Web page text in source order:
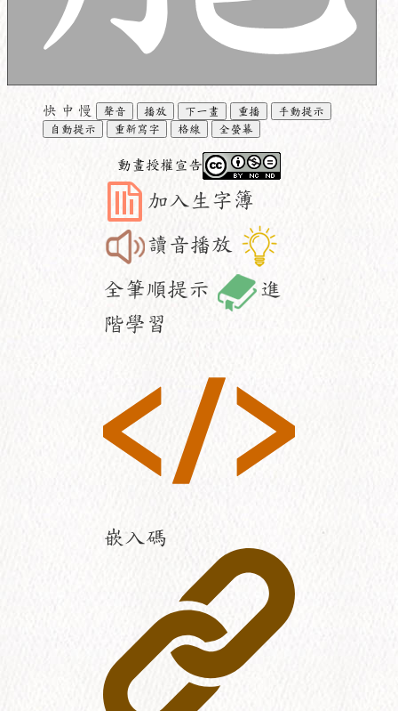
快 中 慢 聲音 播放 下一畫 重播
手動提示
自動提示
重新寫字 格線 全螢幕
動畫授權宣告
加入生字簿
讀音播放
全筆順提示
進
階學習
嵌入碼